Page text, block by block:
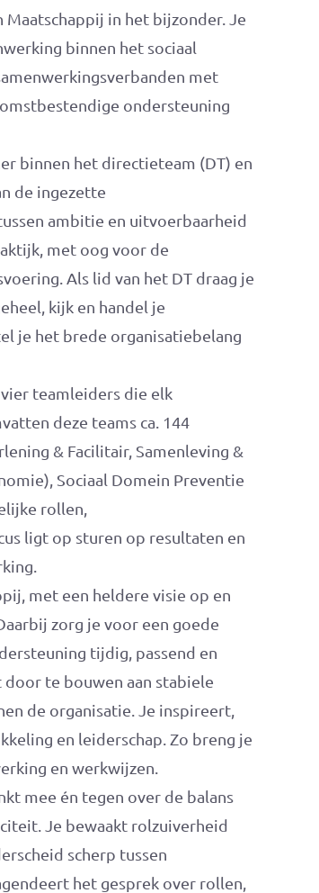
in het bijzonder. Je
binnen het sociaal
met
ondersteuning
binnen het directieteam (DT) en
de ingezette
ambitie en uitvoerbaarheid
met oog voor de
Als lid van het DT draag je
kijk en handel je
je het brede organisatiebelang
teamleiders die elk
deze teams ca. 144
& Facilitair, Samenleving &
Sociaal Domein Preventie
rollen,
ligt op sturen op resultaten en
met een heldere visie op en
zorg je voor een goede
tijdig, passend en
te bouwen aan stabiele
de organisatie. Je inspireert,
en leiderschap. Zo breng je
en werkwijzen.
mee én tegen over de balans
Je bewaakt rolzuiverheid
scherp tussen
het gesprek over rollen,